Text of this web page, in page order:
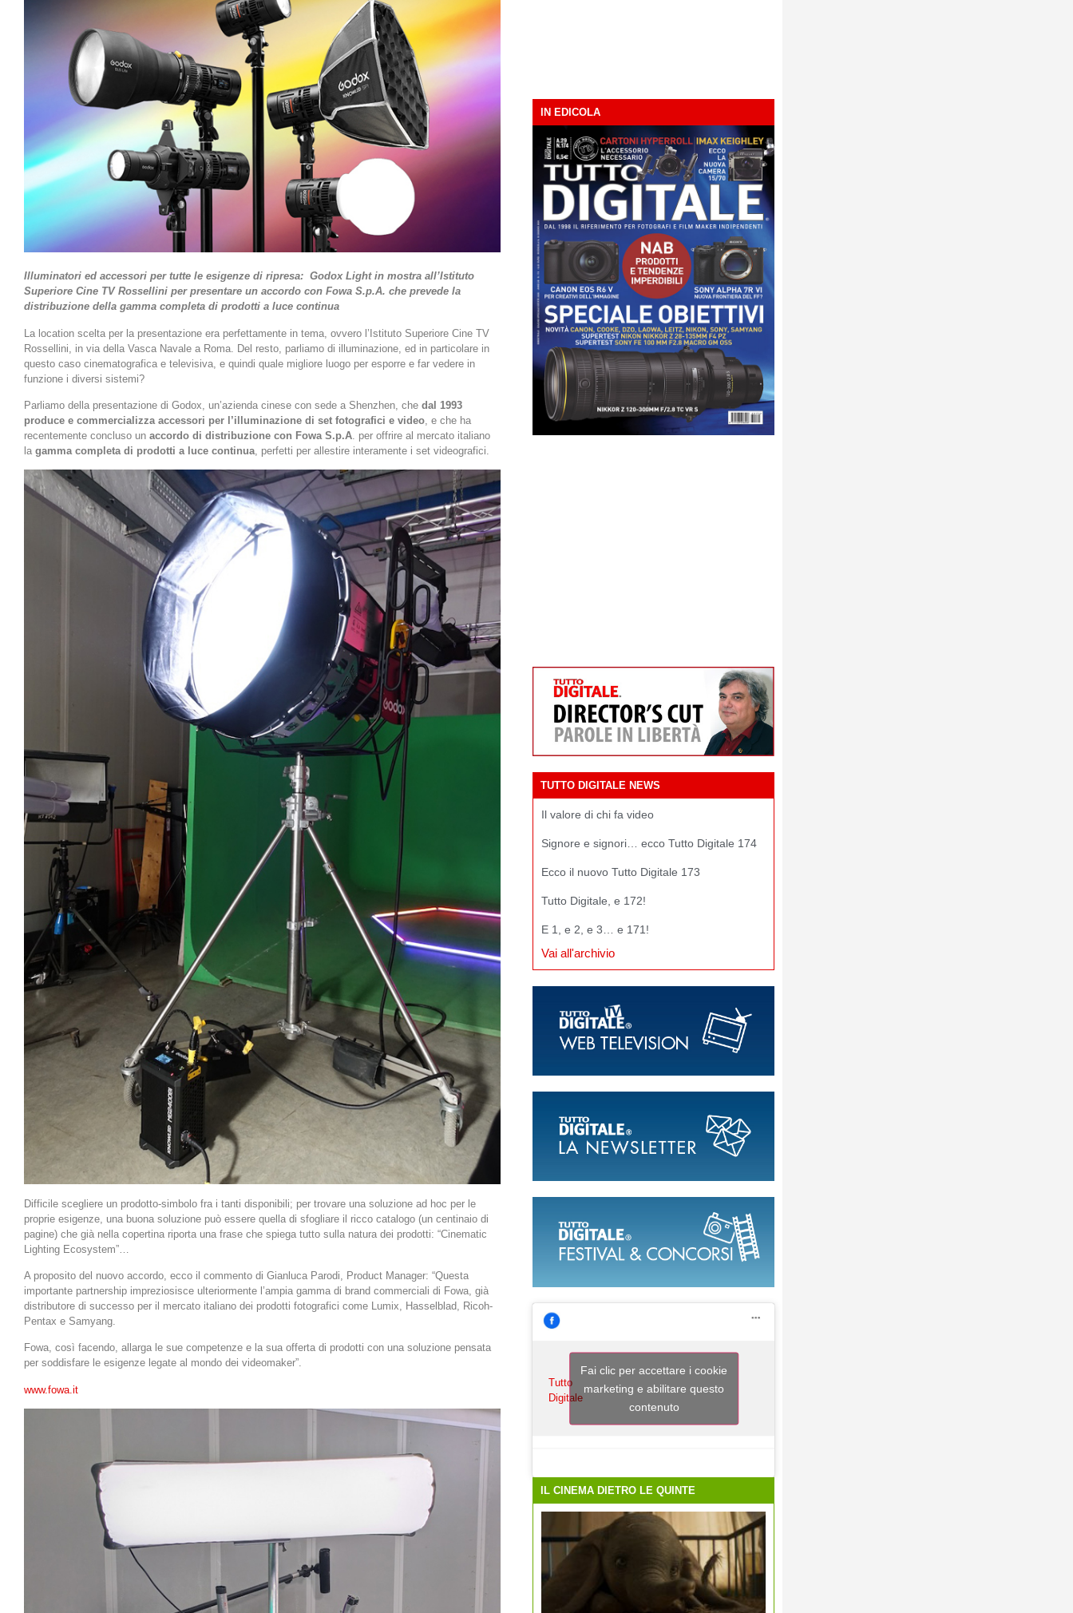
Illuminatori ed accessori per tutte le esigenze di ripresa: Godox Light in mostra all’Istituto
Superiore Cine TV Rossellini per presentare un accordo con Fowa S.p.A. che prevede la
distribuzione della gamma completa di prodotti a luce continua
La location scelta per la presentazione era perfettamente in tema, ovvero l’Istituto Superiore Cine TV
Rossellini, in via della Vasca Navale a Roma. Del resto, parliamo di illuminazione, ed in particolare in
questo caso cinematografica e televisiva, e quindi quale migliore luogo per esporre e far vedere in
funzione i diversi sistemi?
Parliamo della presentazione di Godox, un’azienda cinese con sede a Shenzhen, che dal 1993
produce e commercializza accessori per l’illuminazione di set fotografici e video , e che ha
recentemente concluso un accordo di distribuzione con Fowa S.p.A . per offrire al mercato italiano
la gamma completa di prodotti a luce continua , perfetti per allestire interamente i set videografici.
Difficile scegliere un prodotto-simbolo fra i tanti disponibili; per trovare una soluzione ad hoc per le
proprie esigenze, una buona soluzione può essere quella di sfogliare il ricco catalogo (un centinaio di
pagine) che già nella copertina riporta una frase che spiega tutto sulla natura dei prodotti: “Cinematic
Lighting Ecosystem”…
A proposito del nuovo accordo, ecco il commento di Gianluca Parodi, Product Manager: “Questa
importante partnership impreziosisce ulteriormente l’ampia gamma di brand commerciali di Fowa, già
distributore di successo per il mercato italiano dei prodotti fotografici come Lumix, Hasselblad, Ricoh-
Pentax e Samyang.
Fowa, così facendo, allarga le sue competenze e la sua offerta di prodotti con una soluzione pensata
per soddisfare le esigenze legate al mondo dei videomaker”.
www.fowa.it
IN EDICOLA
TUTTO DIGITALE NEWS
Il valore di chi fa video
Signore e signori… ecco Tutto Digitale 174
Ecco il nuovo Tutto Digitale 173
Tutto Digitale, e 172!
E 1, e 2, e 3… e 171!
Vai all'archivio
Tutto
Digitale
Fai clic per accettare i cookie
marketing e abilitare questo
contenuto
IL CINEMA DIETRO LE QUINTE